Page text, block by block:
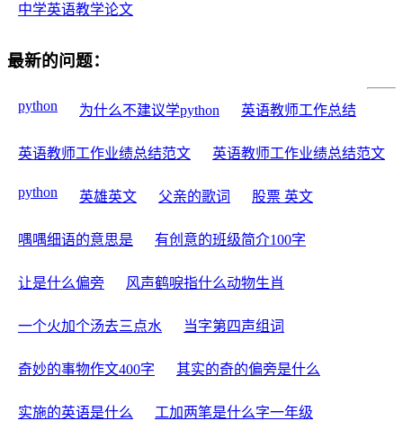
中学英语教学论文
最新的问题：
python 为什么不建议学python 英语教师工作总结
英语教师工作业绩总结范文 英语教师工作业绩总结范文
python 英雄英文 父亲的歌词 股票 英文
喁喁细语的意思是 有创意的班级简介100字
让是什么偏旁 风声鹤唳指什么动物生肖
一个火加个汤去三点水 当字第四声组词
奇妙的事物作文400字 其实的奇的偏旁是什么
实施的英语是什么 工加两笔是什么字一年级